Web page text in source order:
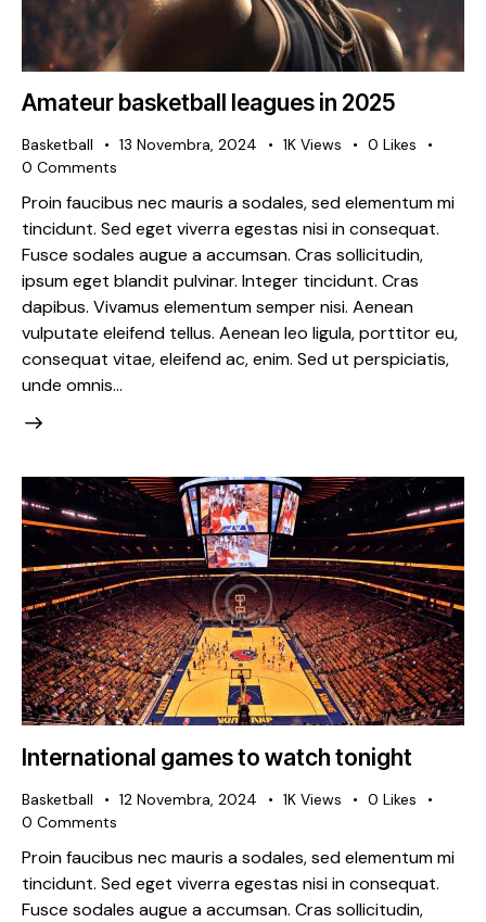
Amateur basketball leagues in 2025
Basketball 13 Novembra, 2024 1K Views 0 Likes
0 Comments
Proin faucibus nec mauris a sodales, sed elementum mi
tincidunt. Sed eget viverra egestas nisi in consequat.
Fusce sodales augue a accumsan. Cras sollicitudin,
ipsum eget blandit pulvinar. Integer tincidunt. Cras
dapibus. Vivamus elementum semper nisi. Aenean
vulputate eleifend tellus. Aenean leo ligula, porttitor eu,
consequat vitae, eleifend ac, enim. Sed ut perspiciatis,
unde omnis…
International games to watch tonight
Basketball 12 Novembra, 2024 1K Views 0 Likes
0 Comments
Proin faucibus nec mauris a sodales, sed elementum mi
tincidunt. Sed eget viverra egestas nisi in consequat.
Fusce sodales augue a accumsan. Cras sollicitudin,